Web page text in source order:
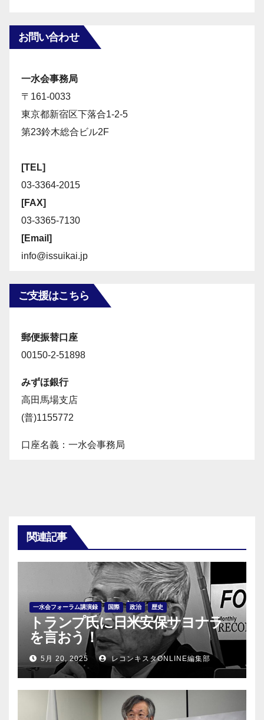
お問い合わせ
一水会事務局
〒161-0033
東京都新宿区下落合1-2-5
第23鈴木総合ビル2F
[TEL]
03-3364-2015
[FAX]
03-3365-7130
[Email]
info@issuikai.jp
ご支援はこちら
郵便振替口座
00150-2-51898
みずほ銀行
高田馬場支店
(普)1155772
口座名義：一水会事務局
関連記事
一水会フォーラム講演録 国際 政治 歴史
トランプ氏に日米安保サヨナラ
を言おう！
5月 20, 2025 レコンキスタONLINE編集部